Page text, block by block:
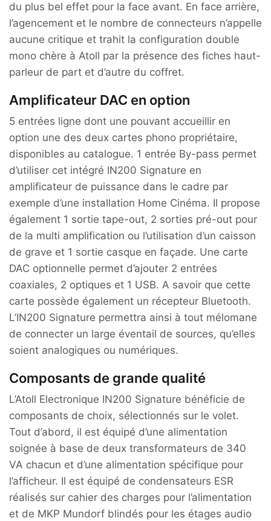
du plus bel effet pour la face avant. En face arrière,
l’agencement et le nombre de connecteurs n’appelle
aucune critique et trahit la configuration double
mono chère à Atoll par la présence des fiches haut-
parleur de part et d’autre du coffret.
Amplificateur DAC en option
5 entrées ligne dont une pouvant accueillir en
option une des deux cartes phono propriétaire,
disponibles au catalogue. 1 entrée By-pass permet
d’utiliser cet intégré IN200 Signature en
amplificateur de puissance dans le cadre par
exemple d’une installation Home Cinéma. Il propose
également 1 sortie tape-out, 2 sorties pré-out pour
de la multi amplification ou l’utilisation d’un caisson
de grave et 1 sortie casque en façade. Une carte
DAC optionnelle permet d’ajouter 2 entrées
coaxiales, 2 optiques et 1 USB. A savoir que cette
carte possède également un récepteur Bluetooth.
L’IN200 Signature permettra ainsi à tout mélomane
de connecter un large éventail de sources, qu’elles
soient analogiques ou numériques.
Composants de grande qualité
L’Atoll Electronique IN200 Signature bénéficie de
composants de choix, sélectionnés sur le volet.
Tout d’abord, il est équipé d’une alimentation
soignée à base de deux transformateurs de 340
VA chacun et d’une alimentation spécifique pour
l’afficheur. Il est équipé de condensateurs ESR
réalisés sur cahier des charges pour l’alimentation
et de MKP Mundorf blindés pour les étages audio